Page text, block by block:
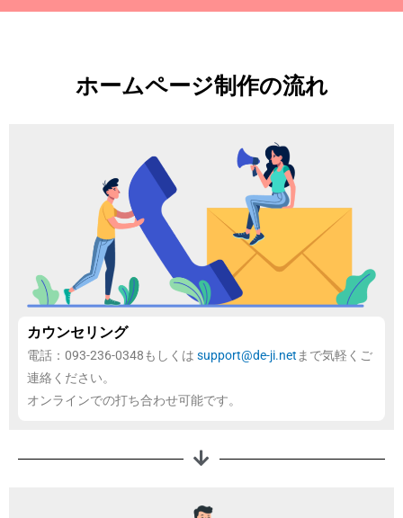
ホームページ制作の流れ
カウンセリング
電話：093-236-0348もしくは support@de-ji.net まで気軽くご
連絡ください。
オンラインでの打ち合わせ可能です。